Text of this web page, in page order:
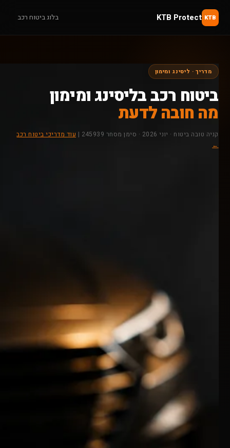
KTB
KTB Protect בלוג ביטוח רכב
מדריך · ליסינג ומימון
ביטוח רכב בליסינג ומימון
מה חובה לדעת
קניה טובה ביטוח · יוני 2026 · סימן מסחר 245939 |
עוד מדריכי ביטוח רכב
←